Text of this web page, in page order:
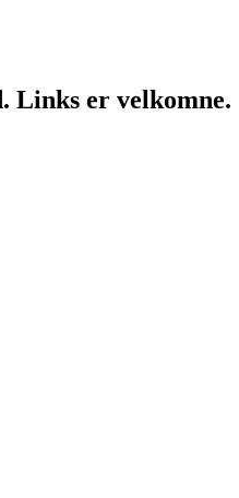
Links er velkomne.